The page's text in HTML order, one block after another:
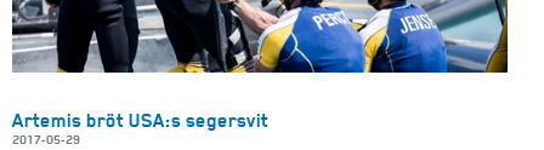
Artemis bröt USA:s segersvit
2017-05-29